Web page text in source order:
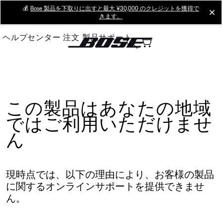
Main
💰 Bose 製品を下取りに出すと最大 ¥30,000 のクレジットを獲得で
きます。
ヘルプセンター 注文 製品サポート
この製品はあなたの地域
ではご利用いただけませ
ん
現時点では、以下の理由により、お客様の製品
に関するオンラインサポートを提供できませ
ん。